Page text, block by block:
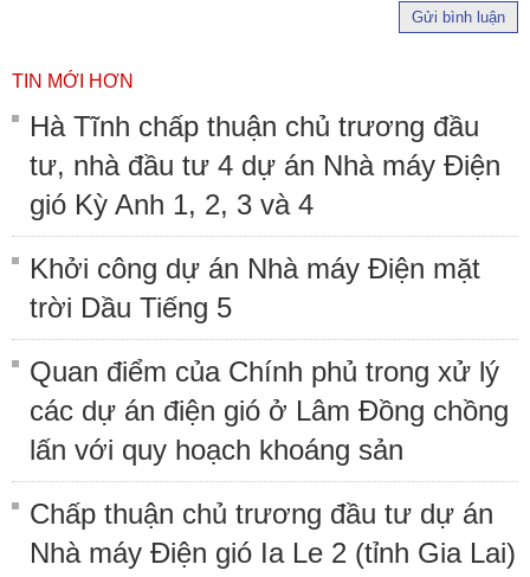
Gửi bình luận
TIN MỚI HƠN
Hà Tĩnh chấp thuận chủ trương đầu
tư, nhà đầu tư 4 dự án Nhà máy Điện
gió Kỳ Anh 1, 2, 3 và 4
Khởi công dự án Nhà máy Điện mặt
trời Dầu Tiếng 5
Quan điểm của Chính phủ trong xử lý
các dự án điện gió ở Lâm Đồng chồng
lấn với quy hoạch khoáng sản
Chấp thuận chủ trương đầu tư dự án
Nhà máy Điện gió Ia Le 2 (tỉnh Gia Lai)